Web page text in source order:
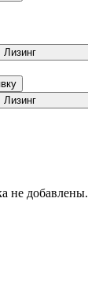
Лизинг
Лизинг
не добавлены.